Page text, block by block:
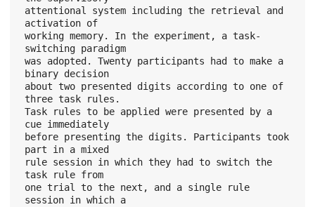
attentional system including the retrieval and
activation of
working memory. In the experiment, a task-
switching paradigm
was adopted. Twenty participants had to make a
binary decision
about two presented digits according to one of
three task rules.
Task rules to be applied were presented by a
cue immediately
before presenting the digits. Participants took
part in a mixed
rule session in which they had to switch the
task rule from
one trial to the next, and a single rule
session in which a